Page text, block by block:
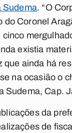
Sudema. “O
do Coronel
cinco
existia
que ainda há
na ocasião o
Sudema, Cap.
da
de